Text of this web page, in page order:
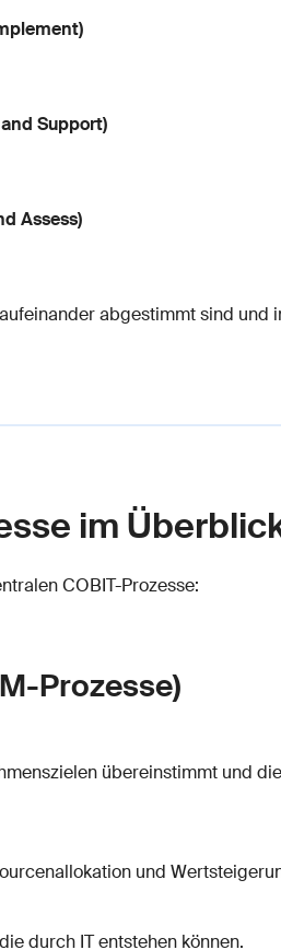
Support)
Assess)
abgestimmt sind
im
COBIT-Prozesse:
Prozesse)
übereinstimmt und
und
durch IT entstehen können.